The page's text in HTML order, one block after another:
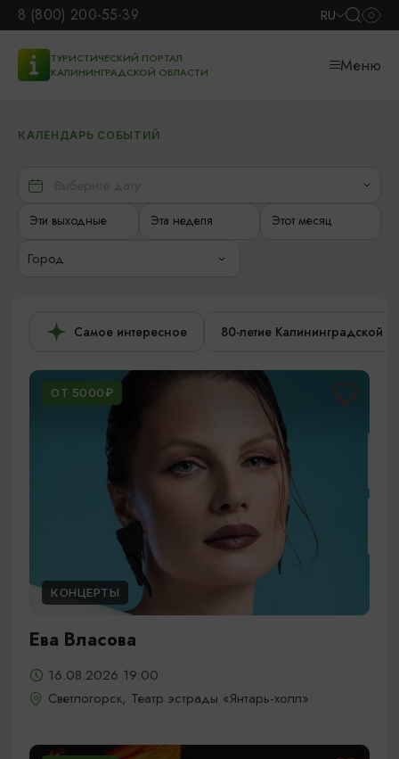
8 (800) 200-55-39 RU
ТУРИСТИЧЕСКИЙ ПОРТАЛ
КАЛИНИНГРАДСКОЙ ОБЛАСТИ
Меню
КАЛЕНДАРЬ СОБЫТИЙ
Эти выходные Эта неделя Этот месяц
Город
Самое интересное 80-летие Калининградской
ОТ 5000₽
КОНЦЕРТЫ
Ева Власова
16.08.2026 19:00
Светлогорск, Театр эстрады «Янтарь-холл»